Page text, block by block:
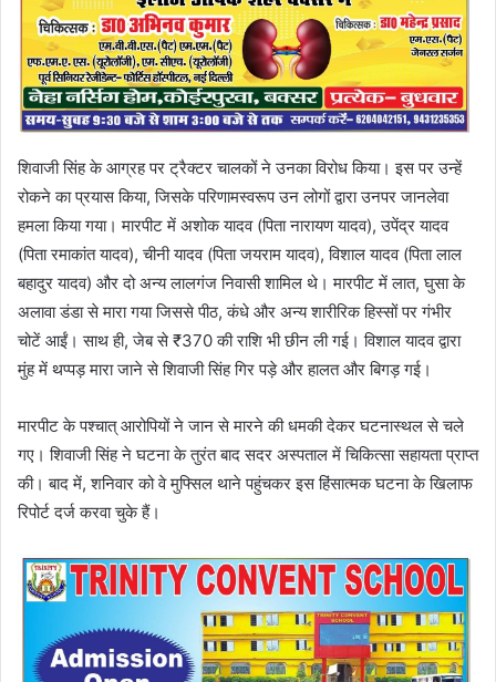
शिवाजी सिंह के आग्रह पर ट्रैक्टर चालकों ने उनका विरोध किया। इस पर उन्हें
रोकने का प्रयास किया, जिसके परिणामस्वरूप उन लोगों द्वारा उनपर जानलेवा
हमला किया गया। मारपीट में अशोक यादव (पिता नारायण यादव), उपेंद्र यादव
(पिता रमाकांत यादव), चीनी यादव (पिता जयराम यादव), विशाल यादव (पिता लाल
बहादुर यादव) और दो अन्य लालगंज निवासी शामिल थे। मारपीट में लात, घुसा के
अलावा डंडा से मारा गया जिससे पीठ, कंधे और अन्य शारीरिक हिस्सों पर गंभीर
चोटें आईं। साथ ही, जेब से ₹370 की राशि भी छीन ली गई। विशाल यादव द्वारा
मुंह में थप्पड़ मारा जाने से शिवाजी सिंह गिर पड़े और हालत और बिगड़ गई।
मारपीट के पश्चात् आरोपियों ने जान से मारने की धमकी देकर घटनास्थल से चले
गए। शिवाजी सिंह ने घटना के तुरंत बाद सदर अस्पताल में चिकित्सा सहायता प्राप्त
की। बाद में, शनिवार को वे मुफ्सिल थाने पहुंचकर इस हिंसात्मक घटना के खिलाफ
रिपोर्ट दर्ज करवा चुके हैं।